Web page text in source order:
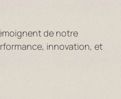
de notre
innovation, et